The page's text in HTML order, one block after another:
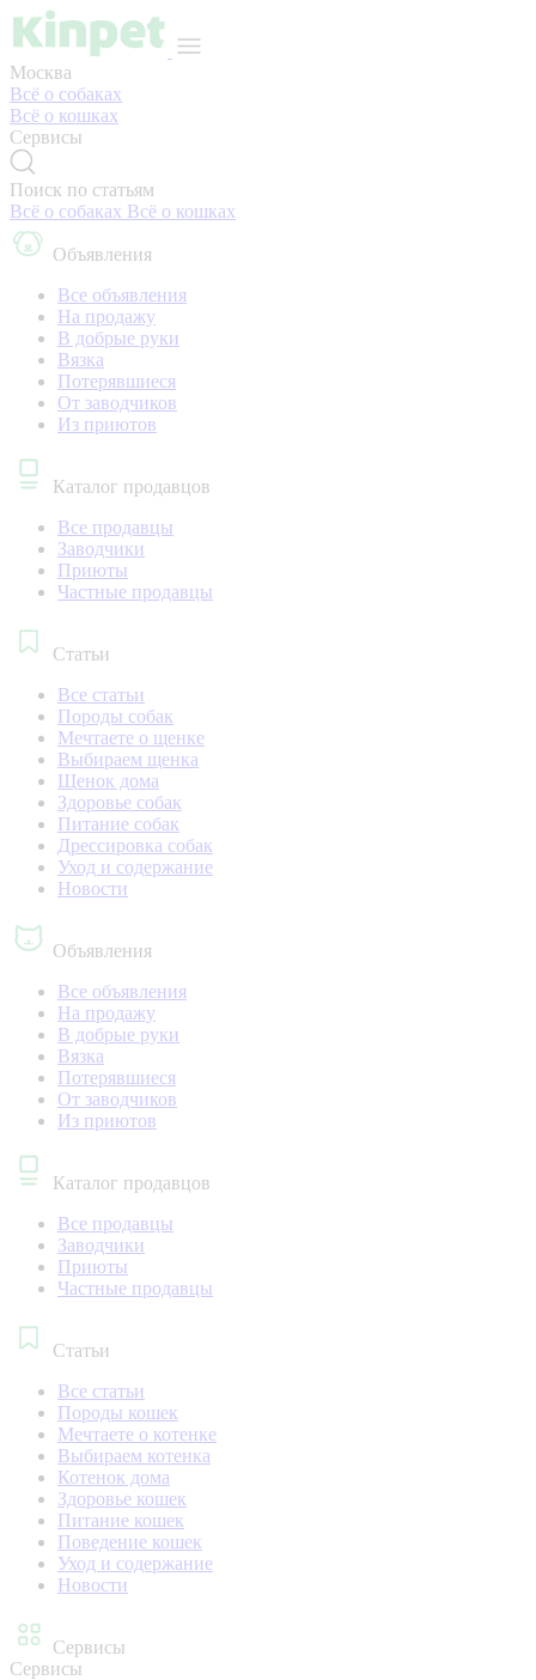
Москва
Всё о собаках
Всё о кошках
Сервисы
Поиск по статьям
Всё о собаках Всё о кошках
Объявления
Все объявления
На продажу
В добрые руки
Вязка
Потерявшиеся
От заводчиков
Из приютов
Каталог продавцов
Все продавцы
Заводчики
Приюты
Частные продавцы
Статьи
Все статьи
Породы собак
Мечтаете о щенке
Выбираем щенка
Щенок дома
Здоровье собак
Питание собак
Дрессировка собак
Уход и содержание
Новости
Объявления
Все объявления
На продажу
В добрые руки
Вязка
Потерявшиеся
От заводчиков
Из приютов
Каталог продавцов
Все продавцы
Заводчики
Приюты
Частные продавцы
Статьи
Все статьи
Породы кошек
Мечтаете о котенке
Выбираем котенка
Котенок дома
Здоровье кошек
Питание кошек
Поведение кошек
Уход и содержание
Новости
Сервисы
Сервисы